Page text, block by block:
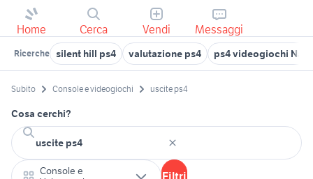
Home Cerca Vendi Messaggi
Ricerche silent hill ps4 valutazione ps4 ps4 videogiochi
Subito Console e videogiochi uscite ps4
Cosa cerchi?
Console e